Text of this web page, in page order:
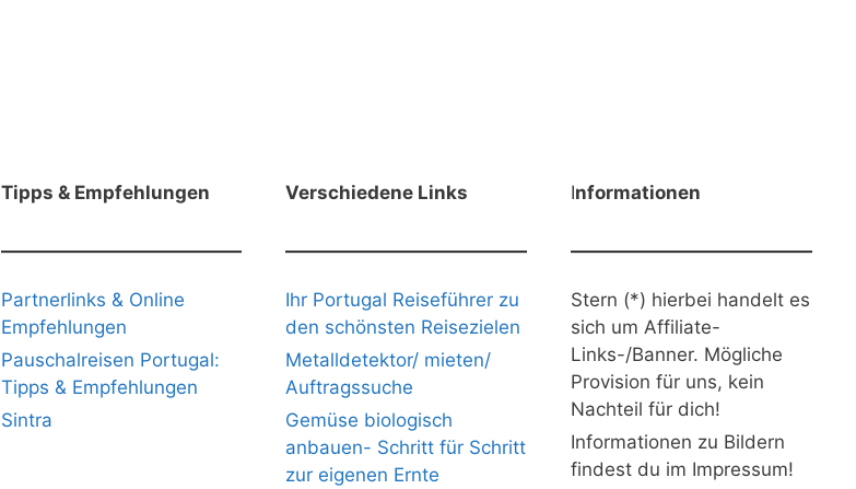
Tipps & Empfehlungen
Partnerlinks & Online
Empfehlungen
Pauschalreisen Portugal:
Tipps & Empfehlungen
Sintra
Verschiedene Links
Ihr Portugal Reiseführer zu
den schönsten Reisezielen
Metalldetektor/ mieten/
Auftragssuche
Gemüse biologisch
anbauen- Schritt für Schritt
zur eigenen Ernte
Informationen
Stern (*) hierbei handelt es
sich um Affiliate-
Links-/Banner. Mögliche
Provision für uns, kein
Nachteil für dich!
Informationen zu Bildern
findest du im Impressum!